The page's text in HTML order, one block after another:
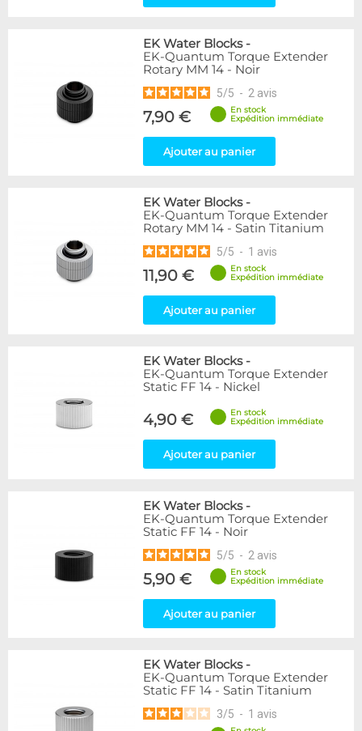
EK Water Blocks-
EK-Quantum Torque Extender
Rotary MM 14 - Noir
5/5 - 2 avis
7,90 €
En stock
Expédition immédiate
Ajouter au panier
EK Water Blocks-
EK-Quantum Torque Extender
Rotary MM 14 - Satin Titanium
5/5 - 1 avis
11,90 €
En stock
Expédition immédiate
Ajouter au panier
EK Water Blocks-
EK-Quantum Torque Extender
Static FF 14 - Nickel
4,90 €
En stock
Expédition immédiate
Ajouter au panier
EK Water Blocks-
EK-Quantum Torque Extender
Static FF 14 - Noir
5/5 - 2 avis
5,90 €
En stock
Expédition immédiate
Ajouter au panier
EK Water Blocks-
EK-Quantum Torque Extender
Static FF 14 - Satin Titanium
3/5 - 1 avis